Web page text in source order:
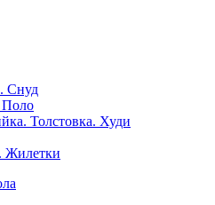
Снуд
Поло
Толстовка. Худи
Жилетки